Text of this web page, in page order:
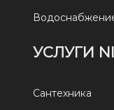
УСЛУГИ
Сантехника